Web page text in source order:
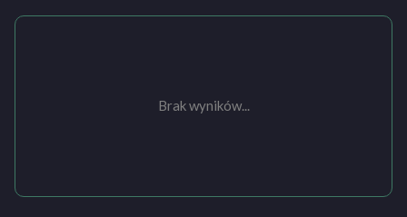
Brak wyników...